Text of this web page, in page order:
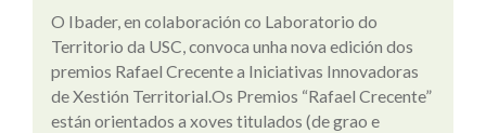
O Ibader, en colaboración co Laboratorio do
Territorio da USC, convoca unha nova edición dos
premios Rafael Crecente a Iniciativas Innovadoras
de Xestión Territorial.Os Premios “Rafael Crecente”
están orientados a xoves titulados (de grao e